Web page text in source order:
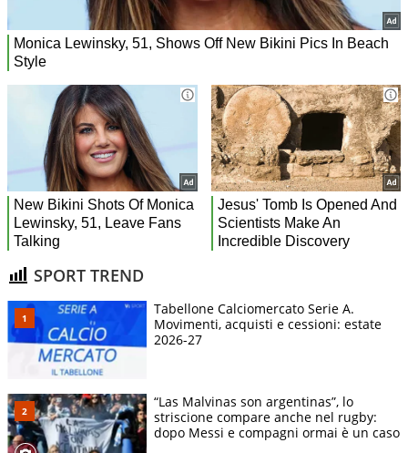
SPORT TREND
Tabellone Calciomercato Serie A.
Movimenti, acquisti e cessioni: estate
2026-27
“Las Malvinas son argentinas”, lo
striscione compare anche nel rugby:
dopo Messi e compagni ormai è un caso